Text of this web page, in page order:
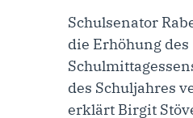
Schulsenator
die Erhöhung des
des Schuljahres
erklärt Birgit